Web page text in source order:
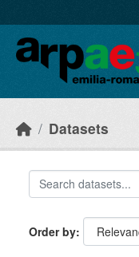
Datasets
Order by